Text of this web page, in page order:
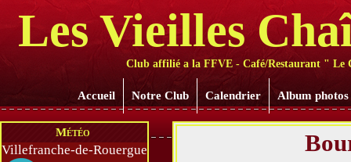
Les Vieilles
Club affilié a la FFVE - Café/Restaurant " Le
Accueil Notre Club Calendrier Album photos
Météo
Villefranche-de-Rouergue